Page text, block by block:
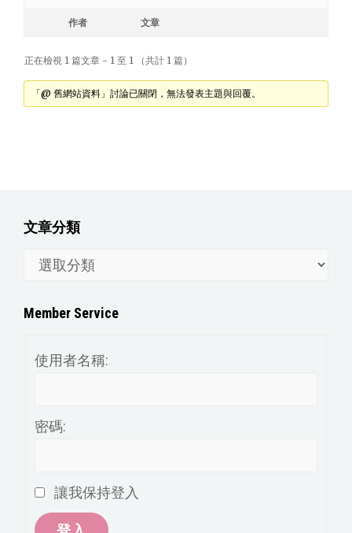
作者 文章
正在檢視 1 篇文章 - 1 至 1 （共計 1 篇）
「@ 舊網站資料」討論已關閉，無法發表主題與回覆。
文章分類
分
Member Service
使用者名稱:
密碼:
讓我保持登入